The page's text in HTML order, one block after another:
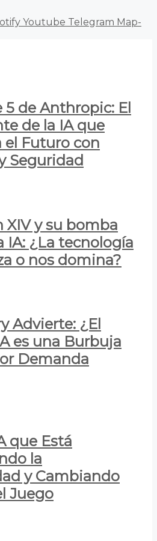
Youtube Telegram Map-
5 de Anthropic: El
de la IA que
el Futuro con
Seguridad
XIV y su bomba
IA: ¿La tecnología
o nos domina?
Advierte: ¿El
es una Burbuja
Demanda
que Está
la
y Cambiando
Juego